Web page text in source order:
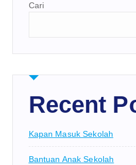
Cari
Recent
Kapan Masuk Sekolah
Bantuan Anak Sekolah